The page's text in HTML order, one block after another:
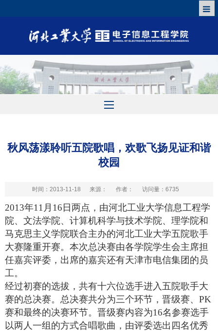
秋风荡漾聆听五院歌唱，欢歌飞扬见证和谐
校园
时间：2013-11-18 来源： 作者： 访问量： 6735
2013年11 月 16 日两点，由河北工业大学信息工程学
院、文法学院、计算机科学与技术学院、理学院和
马克思主义学院联合主办的河北工业大学五院歌手
大赛隆重开赛。本次总决赛由各学院学生会主席担
任嘉宾评委，出席的嘉宾还有天津市电信集团的员
工。
经过初赛的选拔，共有十六位选手进入五院歌手大
赛的总决赛。总决赛共分为三个环节，晋级赛、 PK
赛和最终的决赛环节。晋级赛内容为16名参赛选手
以两人一组的方式合唱歌曲，由评委选出四名优秀